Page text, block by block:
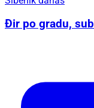
Đir po gradu,